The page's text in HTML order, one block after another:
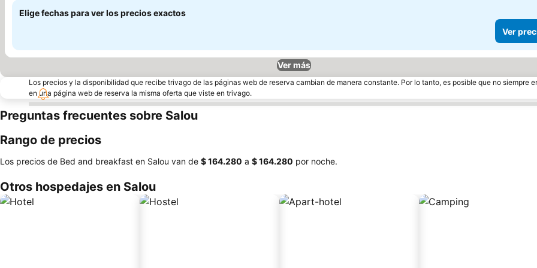
Elige fechas para ver los precios exactos
Ver
Ver más
Los precios y la disponibilidad que recibe trivago de las páginas web de reserva cambian de manera constante. Por lo tanto, es posible que no siempre
en una página web de reserva la misma oferta que viste en trivago.
Preguntas frecuentes sobre Salou
Rango de precios
Los precios de Bed and breakfast en Salou van de ‎$ 164.280 a ‎$ 164.280 por noche.
Otros hospedajes en Salou